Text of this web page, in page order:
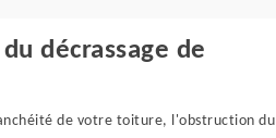
décrassage de
de votre toiture, l'obstruction du